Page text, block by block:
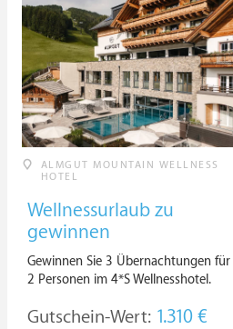
ALMGUT MOUNTAIN WELLNESS
HOTEL
Wellnessurlaub zu
gewinnen
Gewinnen Sie 3 Übernachtungen für
2 Personen im 4*S Wellnesshotel.
Gutschein-Wert: 1.310 €